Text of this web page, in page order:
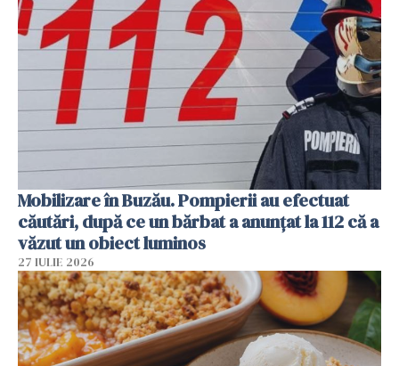
Mobilizare în Buzău. Pompierii au efectuat
căutări, după ce un bărbat a anunțat la 112 că a
văzut un obiect luminos
27 IULIE 2026